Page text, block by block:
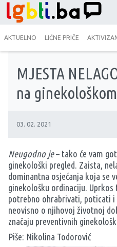
AKTUELNO LIČNE PRIČE
MJESTA
na
03. 02. 2021
Neugodno je– tako će vam
ginekološki pregled. Zaista,
dominantna osjećanja koja se
ginekološku ordinaciju.
potrebno ohrabrivati, poticati i
neovisno o njihovoj životnoj
značaju preventivnih
Piše: Nikolina Todorović